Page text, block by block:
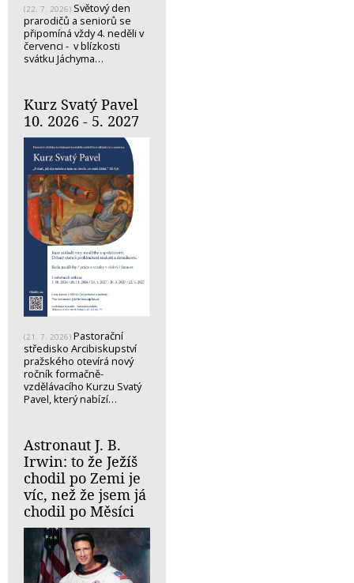
(22. 7. 2026) Světový den
prarodičů a seniorů se
připomíná vždy 4. neděli v
červenci - v blízkosti
svátku Jáchyma…
Kurz Svatý Pavel
10. 2026 - 5. 2027
(21. 7. 2026) Pastorační
středisko Arcibiskupství
pražského otevírá nový
ročník formačně-
vzdělávacího Kurzu Svatý
Pavel, který nabízí…
Astronaut J. B.
Irwin: to že Ježíš
chodil po Zemi je
víc, než že jsem já
chodil po Měsíci